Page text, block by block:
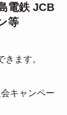
電鉄 JCB
等
ます。
キャンペー